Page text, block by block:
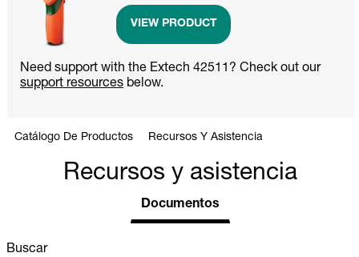
VIEW PRODUCT
Need support with the Extech 42511? Check out our
support resources below.
Catálogo De Productos Recursos Y Asistencia
Recursos y asistencia
Documentos
Buscar